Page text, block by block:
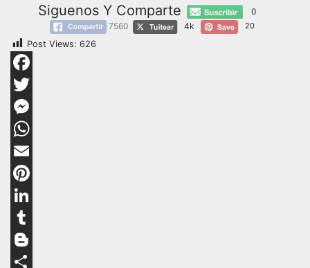
Siguenos Y Comparte
0
7560
4k 20
Post Views: 626
Facebook
Twitter
Messenger
WhatsApp
Email
Pinterest
LinkedIn
Tumblr
Blogger